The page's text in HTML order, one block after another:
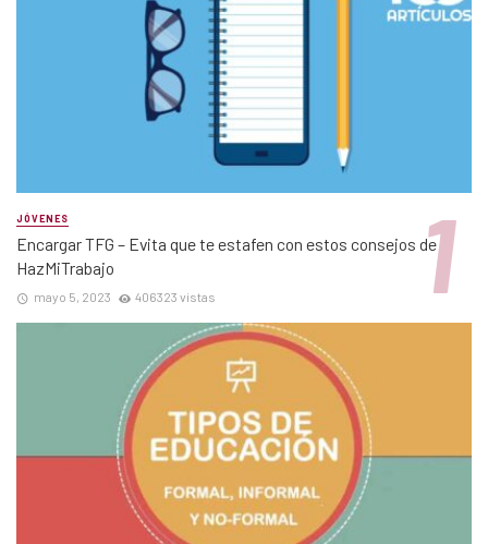
JÓVENES
Encargar TFG – Evita que te estafen con estos consejos de
HazMiTrabajo
mayo 5, 2023 406323 vistas